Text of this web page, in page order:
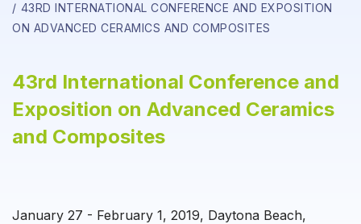
43RD INTERNATIONAL CONFERENCE AND EXPOSITION
ON ADVANCED CERAMICS AND COMPOSITES
43rd International Conference and
Exposition on Advanced Ceramics
and Composites
January 27 - February 1, 2019, Daytona Beach,